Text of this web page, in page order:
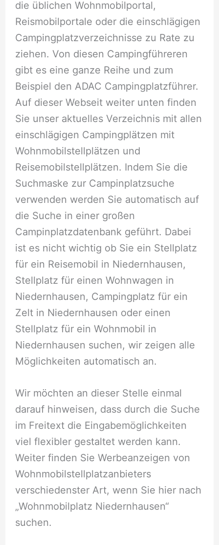
die üblichen Wohnmobilportal,
Reismobilportale oder die einschlägigen
Campingplatzverzeichnisse zu Rate zu
ziehen. Von diesen Campingführeren
gibt es eine ganze Reihe und zum
Beispiel den ADAC Campingplatzführer.
Auf dieser Webseit weiter unten finden
Sie unser aktuelles Verzeichnis mit allen
einschlägigen Campingplätzen mit
Wohnmobilstellplätzen und
Reisemobilstellplätzen. Indem Sie die
Suchmaske zur Campinplatzsuche
verwenden werden Sie automatisch auf
die Suche in einer großen
Campinplatzdatenbank geführt. Dabei
ist es nicht wichtig ob Sie ein Stellplatz
für ein Reisemobil in Niedernhausen,
Stellplatz für einen Wohnwagen in
Niedernhausen, Campingplatz für ein
Zelt in Niedernhausen oder einen
Stellplatz für ein Wohnmobil in
Niedernhausen suchen, wir zeigen alle
Möglichkeiten automatisch an.
Wir möchten an dieser Stelle einmal
darauf hinweisen, dass durch die Suche
im Freitext die Eingabemöglichkeiten
viel flexibler gestaltet werden kann.
Weiter finden Sie Werbeanzeigen von
Wohnmobilstellplatzanbieters
verschiedenster Art, wenn Sie hier nach
„Wohnmobilplatz Niedernhausen“
suchen.